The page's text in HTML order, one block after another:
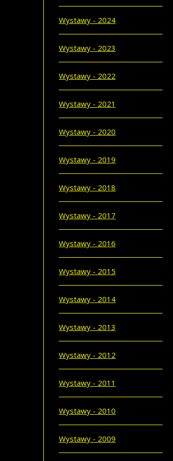
Wystawy - 2024
Wystawy - 2023
Wystawy - 2022
Wystawy - 2021
Wystawy - 2020
Wystawy - 2019
Wystawy - 2018
Wystawy - 2017
Wystawy - 2016
Wystawy - 2015
Wystawy - 2014
Wystawy - 2013
Wystawy - 2012
Wystawy - 2011
Wystawy - 2010
Wystawy - 2009